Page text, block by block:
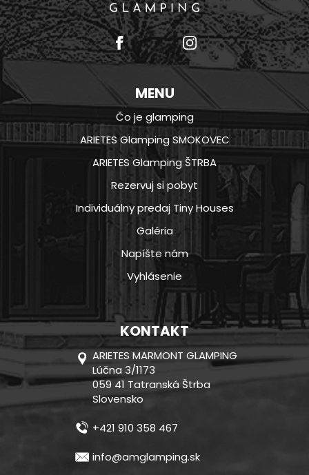
MENU
Čo je glamping
ARIETES Glamping SMOKOVEC
ARIETES Glamping ŠTRBA
Rezervuj si pobyt
Individuálny predaj Tiny Houses
Galéria
Napíšte nám
Vyhlásenie
KONTAKT
ARIETES MARMONT GLAMPING
Lúčna 3/1173
059 41 Tatranská Štrba
Slovensko
+421 910 358 467
info@amglamping.sk